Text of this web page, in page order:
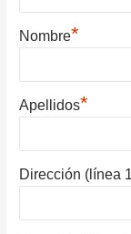
Nombre*
Apellidos*
Dirección (línea